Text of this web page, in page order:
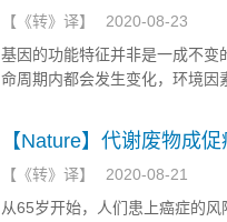
【 《转》译】
2020-08-23
基因的功能特征并非是一成不变
命周期内都会发生变化，环境因
对复杂疾病的发展、加速衰老或
【Nature】代谢废物成
【 《转》译】
2020-08-21
从65岁开始，人们患上癌症的风